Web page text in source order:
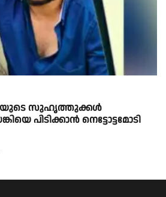
സുഹൃത്തുക്കൾ
പിടിക്കാൻ നെട്ടോട്ടമോടി